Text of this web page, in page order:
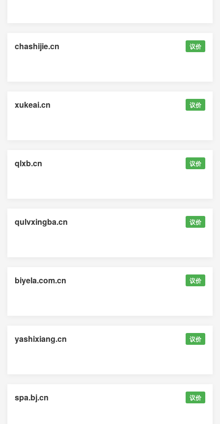
chashijie.cn 议价
xukeai.cn 议价
qlxb.cn 议价
qulvxingba.cn 议价
biyela.com.cn 议价
yashixiang.cn 议价
spa.bj.cn 议价